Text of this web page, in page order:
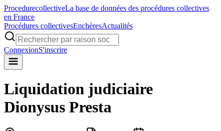
ProcedurecollectiveLa base de données des procédures collectives
en France
Procédures collectivesEnchèresActualités
ConnexionS'inscrire
Liquidation judiciaire
Dionysus Presta